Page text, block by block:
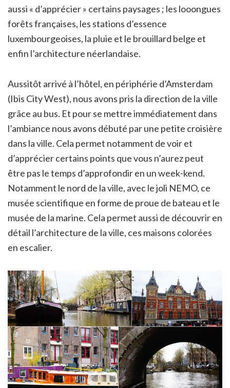
aussi « d’apprécier » certains paysages ; les looongues
forêts françaises, les stations d’essence
luxembourgeoises, la pluie et le brouillard belge et
enfin l’architecture néerlandaise.
Aussitôt arrivé à l’hôtel, en périphérie d’Amsterdam
(Ibis City West), nous avons pris la direction de la ville
grâce au bus. Et pour se mettre immédiatement dans
l’ambiance nous avons débuté par une petite croisière
dans la ville. Cela permet notamment de voir et
d’apprécier certains points que vous n’aurez peut
être pas le temps d’approfondir en un week-kend.
Notamment le nord de la ville, avec le joli NEMO, ce
musée scientifique en forme de proue de bateau et le
musée de la marine. Cela permet aussi de découvrir en
détail l’architecture de la ville, ces maisons colorées
en escalier.